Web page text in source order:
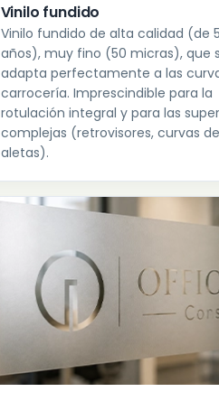
Vinilo fundido
Vinilo fundido de alta calidad (de
años), muy fino (50 micras), que
adapta perfectamente a las
carrocería. Imprescindible para la
rotulación integral y para las
complejas (retrovisores, curvas
aletas).